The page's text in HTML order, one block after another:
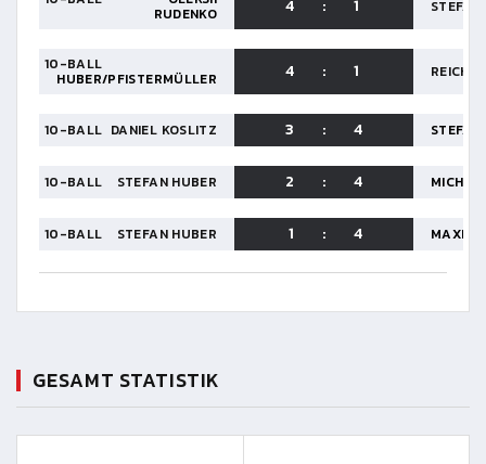
RUDENKO 4 : 1
10-BALL
HUBER/PFISTERMÜLLER 4 : 1
10-BALL DANIEL KOSLITZ 3 : 4
10-BALL STEFAN HUBER 2 : 4
10-BALL STEFAN HUBER 1 : 4
GESAMT STATISTIK